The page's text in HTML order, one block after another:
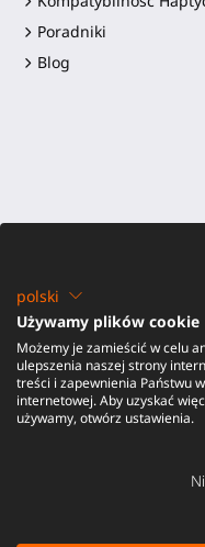
Poradniki
Blog
©2016-2026 -
obowiązki|
polski
Używamy plików cookie
Możemy je zamieścić w celu
ulepszenia naszej strony
treści i zapewnienia Państwu
internetowej. Aby uzyskać
używamy, otwórz ustawienia.